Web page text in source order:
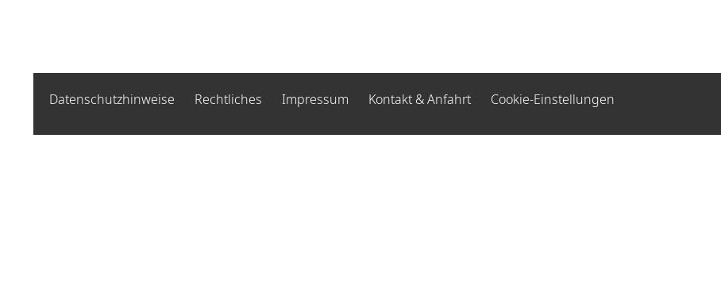
Datenschutzhinweise Rechtliches Impressum Kontakt & Anfahrt Cookie-Einstellungen